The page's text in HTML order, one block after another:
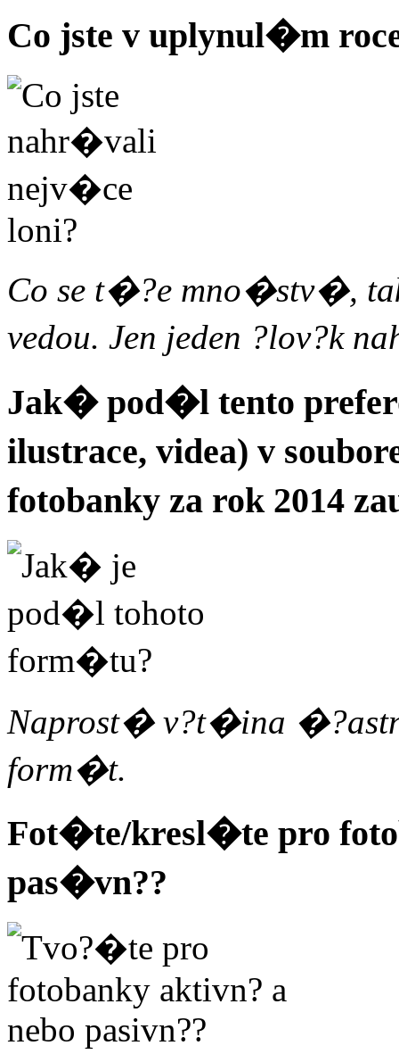
Co jste v uplynul�m
Co se t�?e mno�stv�,
vedou. Jen jeden ?lov?k
Jak� pod�l tento
ilustrace, videa) v
fotobanky za rok 2014
Naprost� v?t�ina
form�t.
Fot�te/kresl�te pro
pas�vn??